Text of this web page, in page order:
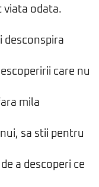
viata odata.
desconspira
care nu
mila
sa stii pentru
a descoperi ce